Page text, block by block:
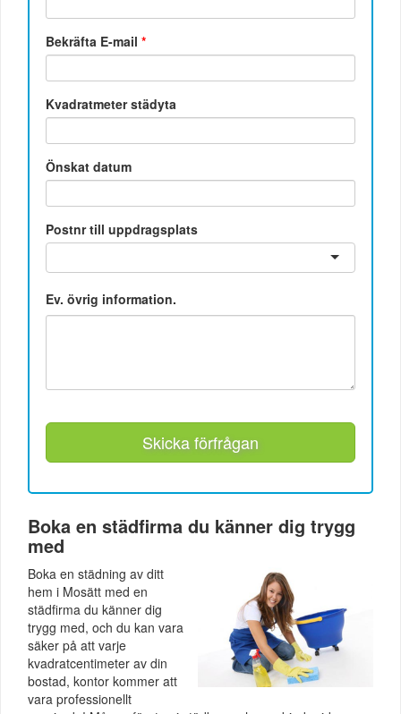
Bekräfta E-mail*
Kvadratmeter städyta
Önskat datum
Postnr till uppdragsplats
Ev. övrig information.
Skicka förfrågan
Boka en städfirma du känner dig trygg
med
Boka en städning av ditt
hem i Mosätt med en
städfirma du känner dig
trygg med, och du kan vara
säker på att varje
kvadratcentimeter av din
bostad, kontor kommer att
vara professionellt